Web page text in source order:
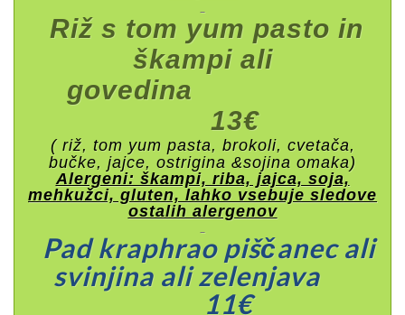
Riž s tom yum pasto in
škampi ali
govedina
13€
( riž, tom yum pasta, brokoli, cvetača,
bučke, jajce, ostrigina &sojina omaka)
Alergeni: škampi, riba, jajca, soja,
mehkužci, gluten, lahko vsebuje sledove
ostalih alergenov
Pad kraphrao piščanec ali
svinjina ali zelenjava
11€